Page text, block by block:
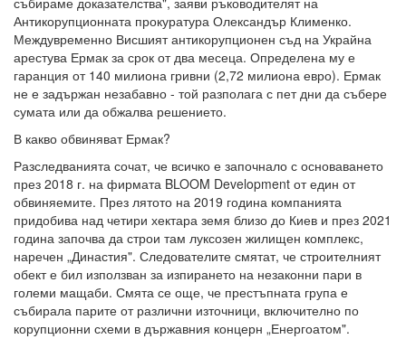
Антикорупционната прокуратура Олександър Клименко.
Междувременно Висшият антикорупционен съд на Украйна
арестува Ермак за срок от два месеца. Определена му е
гаранция от 140 милиона гривни (2,72 милиона евро). Ермак
не е задържан незабавно - той разполага с пет дни да събере
сумата или да обжалва решението.
В какво обвиняват Ермак?
Разследванията сочат, че всичко е започнало с основаването
през 2018 г. на фирмата BLOOM Development от един от
обвиняемите. През лятото на 2019 година компанията
придобива над четири хектара земя близо до Киев и през 2021
година започва да строи там луксозен жилищен комплекс,
наречен „Династия". Следователите смятат, че строителният
обект е бил използван за изпирането на незаконни пари в
големи мащаби. Смята се още, че престъпната група е
събирала парите от различни източници, включително по
корупционни схеми в държавния концерн „Енергоатом".